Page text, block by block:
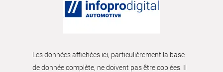
Les données affichées ici, particulièrement la base
de donnée complète, ne doivent pas être copiées. Il